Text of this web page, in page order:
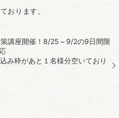
おります。
策講座開催！8/25～9/2の9日間限
み枠があと１名様分空いており